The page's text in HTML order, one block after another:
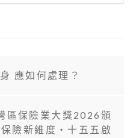
應如何處理？
區保險業大獎2026頒
險新維度‧十五五啟